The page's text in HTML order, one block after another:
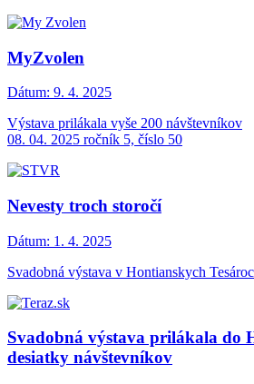
MyZvolen
Dátum: 9. 4. 2025
Výstava prilákala vyše 200 návštevníkov
08. 04. 2025 ročník 5, číslo 50
Nevesty troch storočí
Dátum: 1. 4. 2025
Svadobná výstava v Hontianskych
Svadobná výstava prilákala do
desiatky návštevníkov